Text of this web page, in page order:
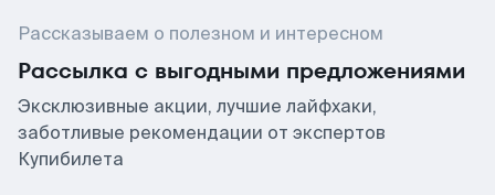
Рассказываем о полезном и интересном
Рассылка с выгодными предложениями
Эксклюзивные акции, лучшие лайфхаки,
заботливые рекомендации от экспертов
Купибилета